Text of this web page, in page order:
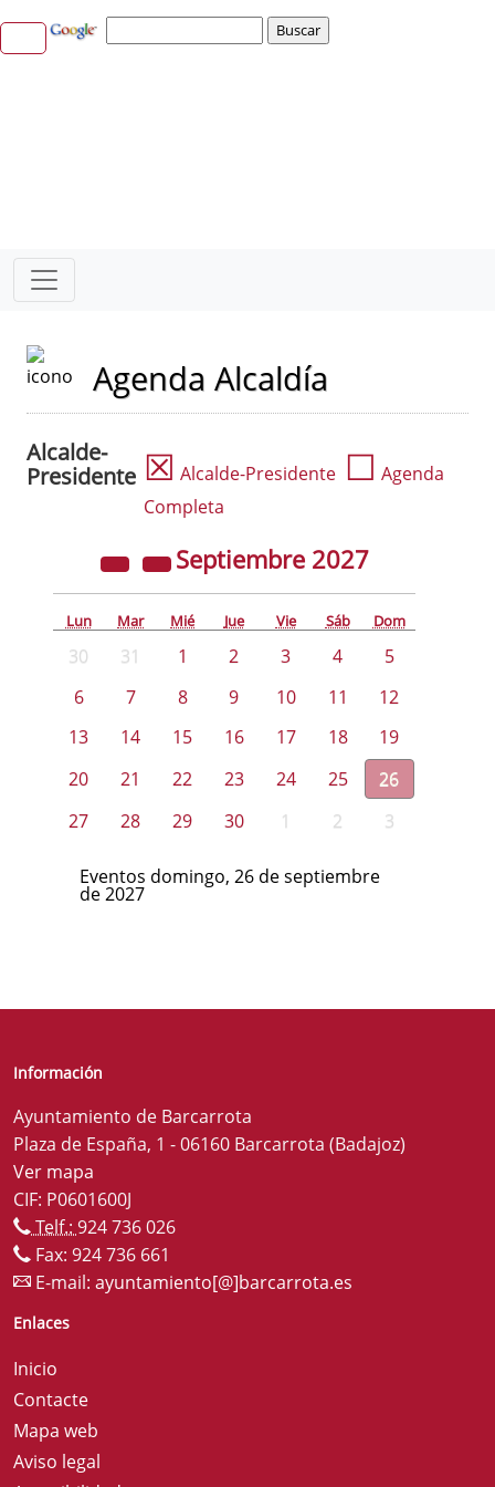
Agenda Alcaldía
Alcalde-
Presidente ☒ Alcalde-Presidente ☐ Agenda
Completa
Septiembre 2027
Lun Mar Mié Jue Vie Sáb Dom
30 31 1 2 3 4
5
6
7 8 9 10 11
12
13
14 15 16 17 18
19
20
21 22 23 24 25
26
27
28 29 30 1 2 3
Eventos domingo, 26 de septiembre
de 2027
Información
Ayuntamiento de Barcarrota
Plaza de España, 1 - 06160 Barcarrota (Badajoz)
Ver mapa
CIF: P0601600J
Telf.: 924 736 026
Fax: 924 736 661
E-mail: ayuntamiento[@]barcarrota.es
Enlaces
Inicio
Contacte
Mapa web
Aviso legal